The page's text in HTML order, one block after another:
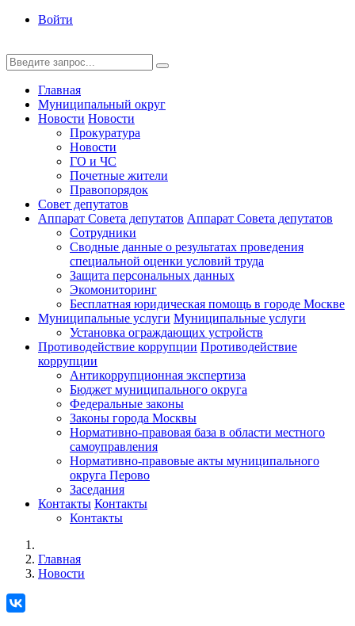
Войти
Главная
Муниципальный округ
Новости Новости
Прокуратура
Новости
ГО и ЧС
Почетные жители
Правопорядок
Совет депутатов
Аппарат Совета депутатов Аппарат Совета депутатов
Сотрудники
Сводные данные о результатах проведения
специальной оценки условий труда
Защита персональных данных
Экомониторинг
Бесплатная юридическая помощь в городе Москве
Муниципальные услуги Муниципальные услуги
Установка ограждающих устройств
Противодействие коррупции Противодействие
коррупции
Антикоррупционная экспертиза
Бюджет муниципального округа
Федеральные законы
Законы города Москвы
Нормативно-правовая база в области местного
самоуправления
Нормативно-правовые акты муниципального
округа Перово
Заседания
Контакты Контакты
Контакты
Главная
Новости